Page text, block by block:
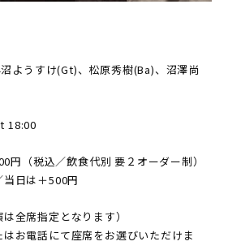
ようすけ(Gt)、松原秀樹(Ba)、沼澤尚
18:00
円（税込／飲食代別 要２オーダー制）
日は＋500円
全席指定となります）
お電話にて座席をお選びいただけま